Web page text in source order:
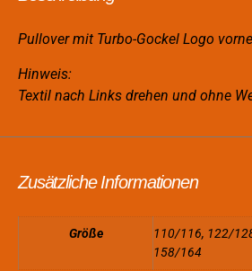
Pullover mit Turbo-Gockel Logo
Hinweis:
Textil nach Links drehen und ohne
Zusätzliche Informationen
Größe
110/116, 122/
158/164